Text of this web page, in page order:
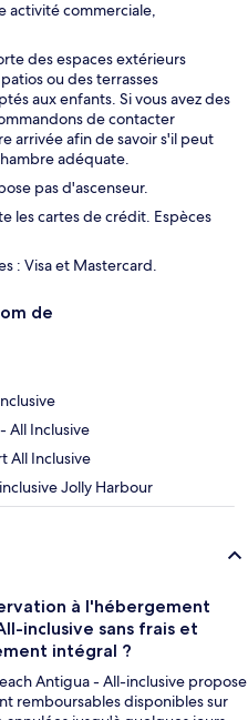
activité commerciale,
des espaces extérieurs
ou des terrasses
aux enfants. Si vous avez des
de contacter
arrivée afin de savoir s'il peut
adéquate.
pas d'ascenseur.
les cartes de crédit. Espèces
: Visa et Mastercard.
de
All Inclusive
All Inclusive
Jolly Harbour
à l'hébergement
inclusive sans frais et
intégral ?
Antigua - All-inclusive propose
remboursables disponibles sur